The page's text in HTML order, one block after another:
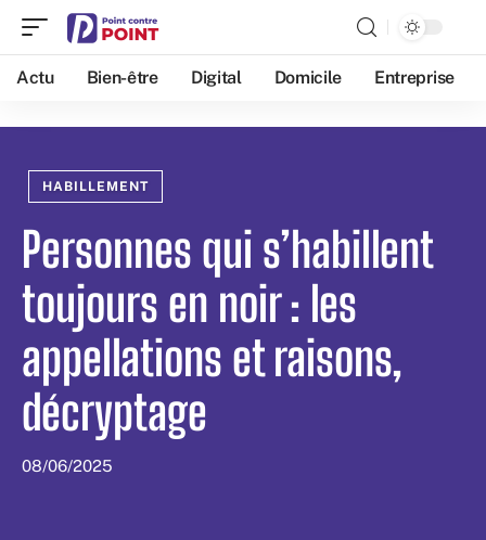
Actu Bien-être Digital Domicile Entreprise
HABILLEMENT
Personnes qui s’habillent
toujours en noir : les
appellations et raisons,
décryptage
08/06/2025